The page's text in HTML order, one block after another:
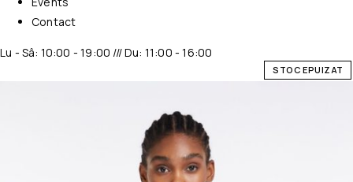
Contact
Lu - Sâ: 10:00 - 19:00 /// Du: 11:00 - 16:00
STOC EPUIZAT